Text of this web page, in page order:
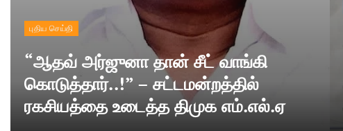
புதிய செய்தி
“ஆதவ் அர்ஜுனா தான் சீட் வாங்கி
கொடுத்தார்..!” – சட்டமன்றத்தில்
ரகசியத்தை உடைத்த திமுக எம்.எல்.ஏ